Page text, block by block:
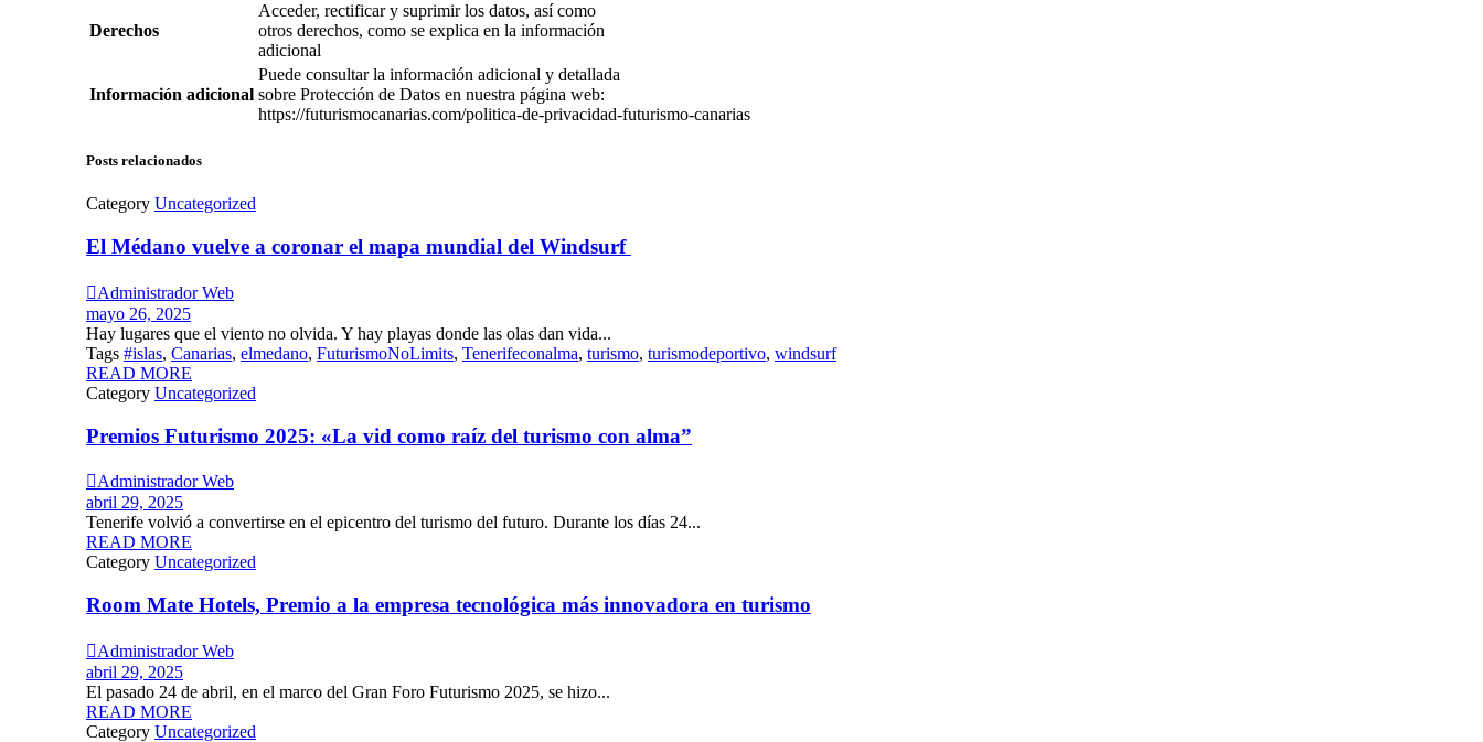
Derechos
Acceder, rectificar y suprimir los datos, así como
otros derechos, como se explica en la información
adicional
Información adicional
Puede consultar la información adicional y detallada
sobre Protección de Datos en nuestra página web:
https://futurismocanarias.com/politica-de-privacidad-futurismo-canarias
Posts relacionados
Category Uncategorized
El Médano vuelve a coronar el mapa mundial del Windsurf
Administrador Web
mayo 26, 2025
Hay lugares que el viento no olvida. Y hay playas donde las olas dan vida...
Tags #islas, Canarias, elmedano, FuturismoNoLimits, Tenerifeconalma, turismo, turismodeportivo, windsurf
READ MORE
Category Uncategorized
Premios Futurismo 2025: «La vid como raíz del turismo con alma”
Administrador Web
abril 29, 2025
Tenerife volvió a convertirse en el epicentro del turismo del futuro. Durante los días 24...
READ MORE
Category Uncategorized
Room Mate Hotels, Premio a la empresa tecnológica más innovadora en turismo
Administrador Web
abril 29, 2025
El pasado 24 de abril, en el marco del Gran Foro Futurismo 2025, se hizo...
READ MORE
Category Uncategorized